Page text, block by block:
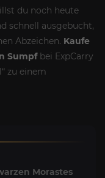
du noch heute
schnell ausgebucht,
Abzeichen. Kaufe
Sumpfbei ExpCarry
zu einem
Morastes